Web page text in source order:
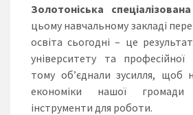
Золотоніська
цьому навчальному закладі
освіта сьогодні – це
університету та професійної
тому об’єднали зусилля, щоб
економіки нашої громади
інструменти для роботи.